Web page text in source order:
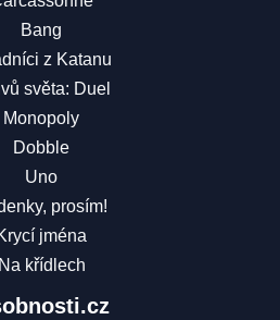
Bang
z Katanu
světa: Duel
Monopoly
Dobble
Uno
prosím!
jména
Na křídlech